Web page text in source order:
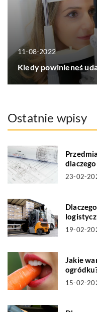
11-08-2022
Kiedy powinieneś
Ostatnie wpisy
23-02-
19-02-
Jakie
15-02-